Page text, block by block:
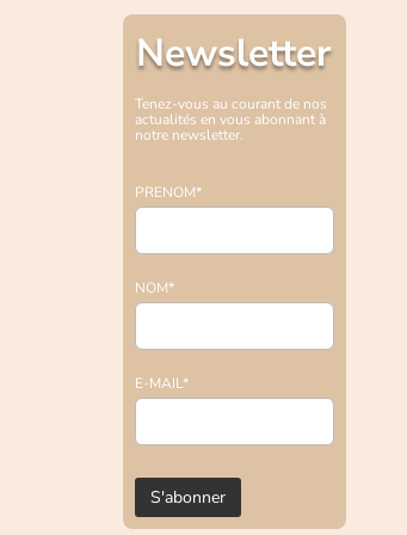
Newsletter
Tenez-vous au courant de nos
actualités en vous abonnant à
notre newsletter.
PRENOM*
NOM*
E-MAIL*